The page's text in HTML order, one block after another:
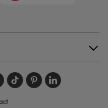
sur
nous sur
nous sur
nous
Suivez-nous
Suivez-